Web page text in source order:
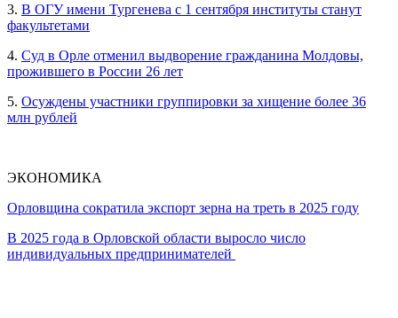
3. В ОГУ имени Тургенева с 1 сентября институты станут
факультетами
4. Суд в Орле отменил выдворение гражданина Молдовы,
прожившего в России 26 лет
5. Осуждены участники группировки за хищение более 36
млн рублей
ЭКОНОМИКА
Орловщина сократила экспорт зерна на треть в 2025 году
В 2025 года в Орловской области выросло число
индивидуальных предпринимателей